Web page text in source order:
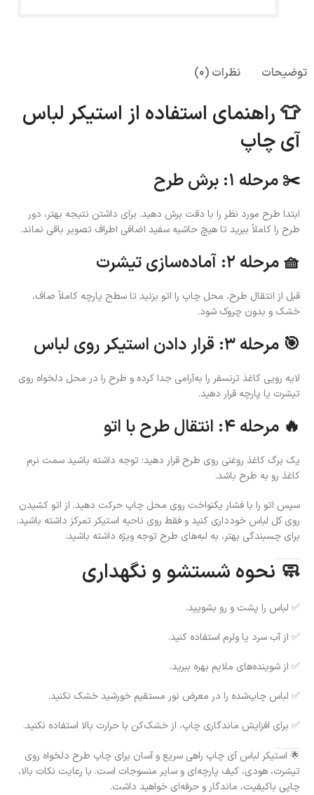
توضیحات نظرات (0)
👕 راهنمای استفاده از استیکر لباس
آی چاپ
✂️ مرحله ۱: برش طرح
ابتدا طرح مورد نظر را با دقت برش دهید. برای داشتن نتیجه بهتر، دور
طرح را کاملاً ببرید تا هیچ حاشیه سفید اضافی اطراف تصویر باقی نماند.
🧺 مرحله ۲: آماده‌سازی تیشرت
قبل از انتقال طرح، محل چاپ را اتو بزنید تا سطح پارچه کاملاً صاف،
خشک و بدون چروک شود.
🎯 مرحله ۳: قرار دادن استیکر روی لباس
لایه رویی کاغذ ترنسفر را به‌آرامی جدا کرده و طرح را در محل دلخواه روی
تیشرت یا پارچه قرار دهید.
🔥 مرحله ۴: انتقال طرح با اتو
یک برگ کاغذ روغنی روی طرح قرار دهید؛ توجه داشته باشید سمت نرم
کاغذ رو به طرح باشد.
سپس اتو را با فشار یکنواخت روی محل چاپ حرکت دهید. از اتو کشیدن
روی کل لباس خودداری کنید و فقط روی ناحیه استیکر تمرکز داشته باشید.
برای چسبندگی بهتر، به لبه‌های طرح توجه ویژه داشته باشید.
🧼 نحوه شستشو و نگهداری
✅ لباس را پشت و رو بشویید.
✅ از آب سرد یا ولرم استفاده کنید.
✅ از شوینده‌های ملایم بهره ببرید.
✅ لباس چاپ‌شده را در معرض نور مستقیم خورشید خشک نکنید.
✅ برای افزایش ماندگاری چاپ، از خشک‌کن با حرارت بالا استفاده نکنید.
🌟 استیکر لباس آی چاپ راهی سریع و آسان برای چاپ طرح دلخواه روی
تیشرت، هودی، کیف پارچه‌ای و سایر منسوجات است. با رعایت نکات بالا،
چاپی باکیفیت، ماندگار و حرفه‌ای خواهید داشت.